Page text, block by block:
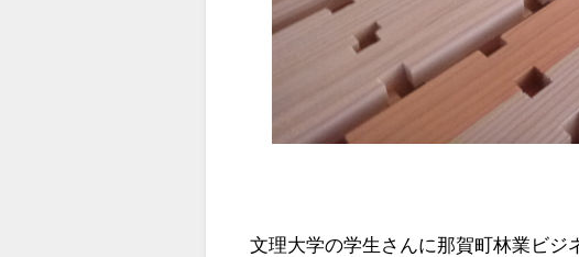
文理大学の学生さんに那賀町林業ビジ